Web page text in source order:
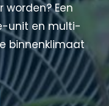
Een
unit en multi-
binnenklimaat